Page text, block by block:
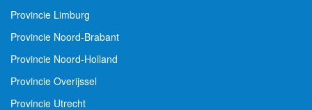
Provincie Limburg
Provincie Noord-Brabant
Provincie Noord-Holland
Provincie Overijssel
Provincie Utrecht